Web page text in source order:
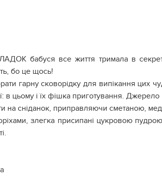
бабуся все життя тримала в
бо це щось!
гарну сковорідку для випікання цих
в цьому і їх фішка приготування. Джерело
на сніданок, приправляючи сметаною,
злегка присипані цукровою